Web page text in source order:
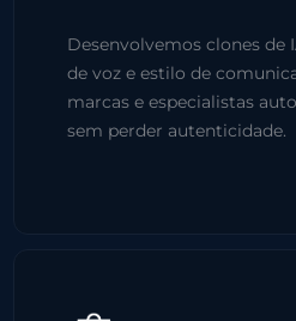
Desenvolvemos clones de
de voz e estilo de
marcas e especialistas
sem perder autenticidade.